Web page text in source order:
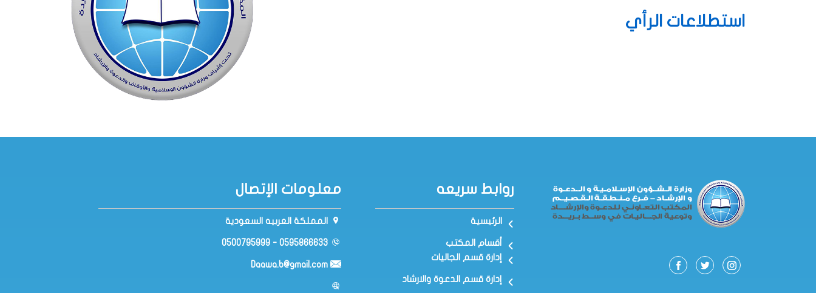
استطلاعات الرأي
روابط سريعه
الرئيسية
أقسام المكتب
إدارة قسم الجاليات
إدارة قسم الدعوة والارشاد
معلومات الإتصال
المملكة العربيه السعودية
0595866633 - 0500795999
Daawa.b@gmail.com